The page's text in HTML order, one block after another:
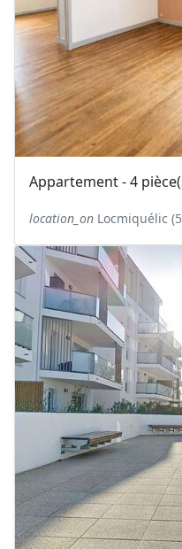
Appartement - 4
location_on Locmiquélic